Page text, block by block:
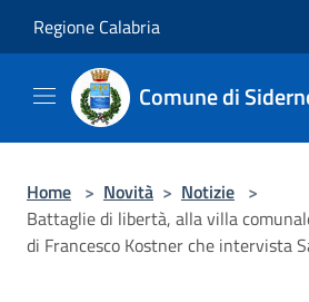
Regione Calabria
Comune di
Home > Novità > Notizie >
Battaglie di libertà, alla villa
di Francesco Kostner che intervista